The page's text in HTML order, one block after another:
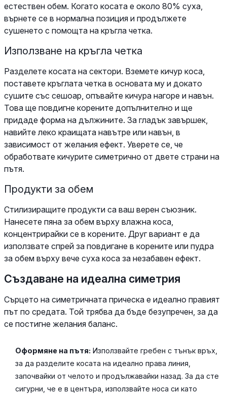
естествен обем. Когато косата е около 80% суха,
върнете се в нормална позиция и продължете
сушенето с помощта на кръгла четка.
Използване на кръгла четка
Разделете косата на сектори. Вземете кичур коса,
поставете кръглата четка в основата му и докато
сушите със сешоар, опъвайте кичура нагоре и навън.
Това ще повдигне корените допълнително и ще
придаде форма на дължините. За гладък завършек,
навийте леко краищата навътре или навън, в
зависимост от желания ефект. Уверете се, че
обработвате кичурите симетрично от двете страни на
пътя.
Продукти за обем
Стилизиращите продукти са ваш верен съюзник.
Нанесете пяна за обем върху влажна коса,
концентрирайки се в корените. Друг вариант е да
използвате спрей за повдигане в корените или пудра
за обем върху вече суха коса за незабавен ефект.
Създаване на идеална симетрия
Сърцето на симетричната прическа е идеално правият
път по средата. Той трябва да бъде безупречен, за да
се постигне желания баланс.
Оформяне на пътя: Използвайте гребен с тънък връх,
за да разделите косата на идеално права линия,
започвайки от челото и продължавайки назад. За да сте
сигурни, че е в центъра, използвайте носа си като